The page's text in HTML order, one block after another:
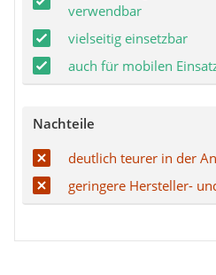
verwendbar
vielseitig einsetzbar
auch für mobilen
Nachteile
deutlich teurer in der
geringere Hersteller-